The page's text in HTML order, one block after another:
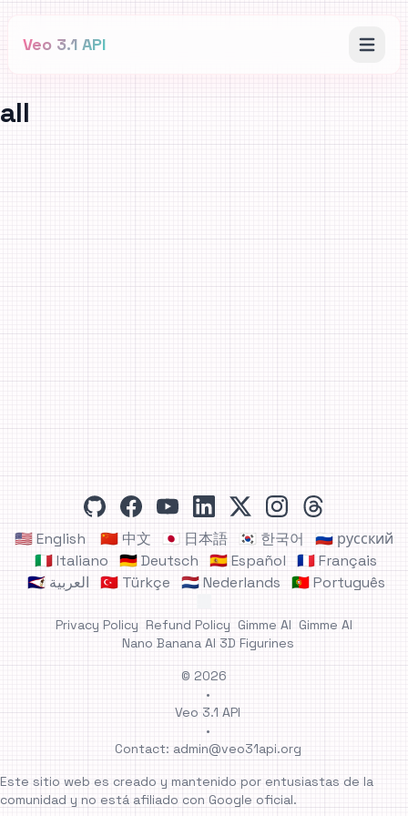
Veo 3.1 API
all
githubfacebookyoutubelinkedin
x instagramthreads
🇺🇸 English 🇨🇳 中文 🇯🇵 日本語 🇰🇷 한국어
🇷🇺 русский
🇮🇹 Italiano
🇩🇪 Deutsch 🇪🇸 Español
🇫🇷 Français
🇸🇦 العربية
🇹🇷 Türkçe 🇳🇱 Nederlands 🇵🇹 Português
Privacy Policy Refund Policy Gimme AI Gimme AI
Nano Banana AI 3D Figurines
© 2026
•
Veo 3.1 API
•
Contact: admin@veo31api.org
Este sitio web es creado y mantenido por entusiastas de la
comunidad y no está afiliado con Google oficial.